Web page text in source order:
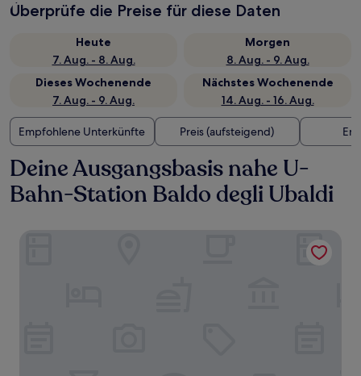
Überprüfe die Preise für diese Daten
Heute
7. Aug. - 8. Aug.
Morgen
8. Aug. - 9. Aug.
Dieses Wochenende
7. Aug. - 9. Aug.
Nächstes Wochenende
14. Aug. - 16. Aug.
Empfohlene Unterkünfte Preis (aufsteigend)
Deine Ausgangsbasis nahe U-
Bahn-Station Baldo degli Ubaldi